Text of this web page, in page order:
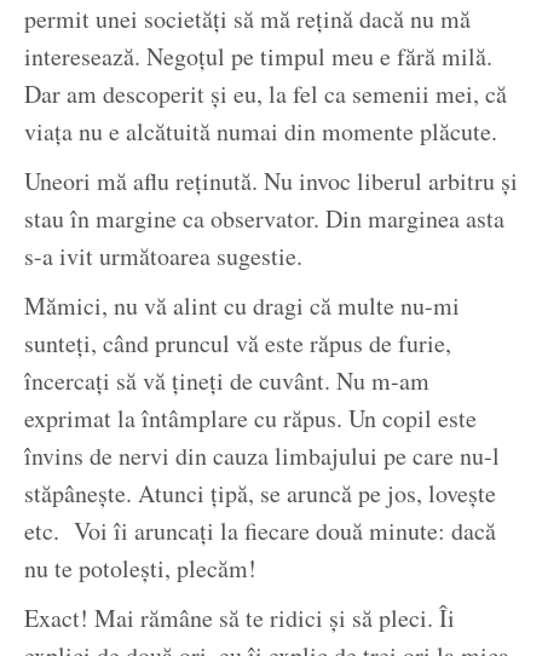
permit unei societăți să mă rețină dacă nu mă
interesează. Negoțul pe timpul meu e fără milă.
Dar am descoperit și eu, la fel ca semenii mei, că
viața nu e alcătuită numai din momente plăcute.
Uneori mă aflu reținută. Nu invoc liberul arbitru și
stau în margine ca observator. Din marginea asta
s-a ivit următoarea sugestie.
Mămici, nu vă alint cu dragi că multe nu-mi
sunteți, când pruncul vă este răpus de furie,
încercați să vă țineți de cuvânt. Nu m-am
exprimat la întâmplare cu răpus. Un copil este
învins de nervi din cauza limbajului pe care nu-l
stăpânește. Atunci țipă, se aruncă pe jos, lovește
etc. Voi îi aruncați la fiecare două minute: dacă
nu te potolești, plecăm!
Exact! Mai rămâne să te ridici și să pleci. Îi